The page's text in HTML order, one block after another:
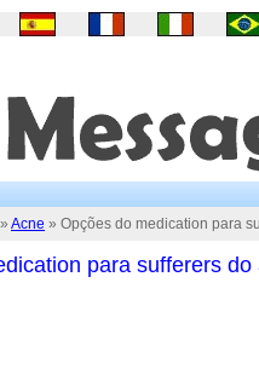
» Acne » Opções do medication para
para sufferers do